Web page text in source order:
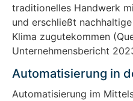
traditionelles Handwerk
und erschließt
Klima zugutekommen
Unternehmensbericht
Automatisierung in
Automatisierung im